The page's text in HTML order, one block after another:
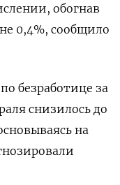
обогнав
0,4%, сообщило
безработице за
​​снизилось до
на